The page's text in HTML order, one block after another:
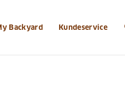
Backyard Kundeservice